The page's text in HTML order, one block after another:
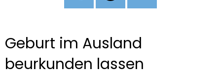
Geburt im Ausland
beurkunden lassen